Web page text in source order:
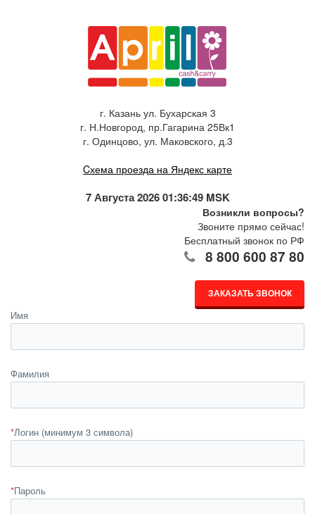
г. Казань ул. Бухарская 3
г. Н.Новгород, пр.Гагарина 25Вк1
г. Одинцово, ул. Маковского, д.3
Cхема проезда на Яндекс карте
7 Августа 2026 01:36:49 MSK
Возникли вопросы?
Звоните прямо сейчас!
Бесплатный звонок по РФ
8 800 600 87 80
ЗАКАЗАТЬ ЗВОНОК
Имя
Фамилия
*Логин (минимум 3 символа)
*Пароль